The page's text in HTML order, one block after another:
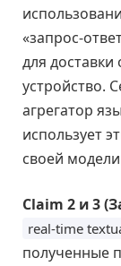
«запрос-
для доставки
устройство.
агрегатор
использует
своей
Claim 2 и 3
real-time
полученные